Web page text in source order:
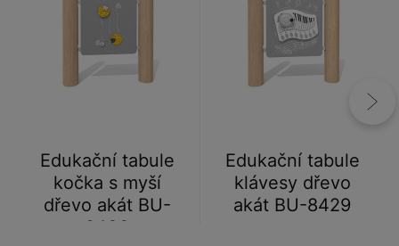
Edukační tabule
kočka s myší
dřevo akát BU-
8433
Edukační tabule
klávesy dřevo
akát BU-8429